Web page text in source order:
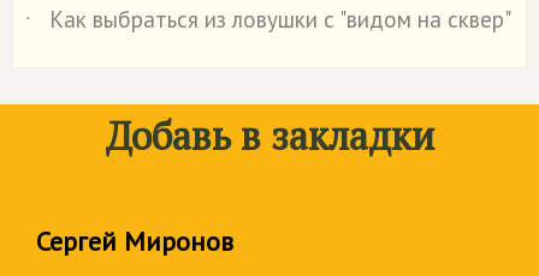
˙
Как выбраться из ловушки с "видом на сквер"
Добавь в закладки
Сергей Миронов